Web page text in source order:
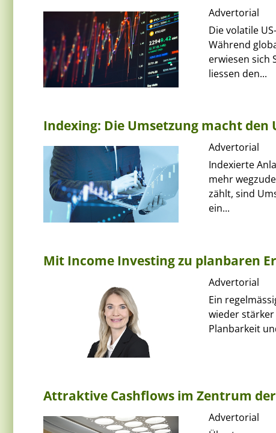
Advertorial
Die volatile
Während
erwiesen sich
liessen den...
Indexing: Die Umsetzung macht den
Advertorial
Indexierte
mehr
zählt, sind
ein...
Mit Income Investing zu planbaren
Advertorial
Ein
wieder stärker
Planbarkeit
Attraktive Cashflows im Zentrum
Advertorial